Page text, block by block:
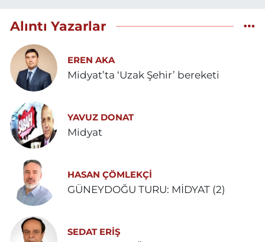
Alıntı Yazarlar
EREN AKA
Midyat’ta ‘Uzak Şehir’ bereketi
YAVUZ DONAT
Midyat
HASAN ÇÖMLEKÇİ
GÜNEYDOĞU TURU: MİDYAT (2)
SEDAT ERİŞ